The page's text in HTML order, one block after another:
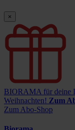
×
BIORAMA für deine
Weihnachten! Zum
Zum Abo-Shop